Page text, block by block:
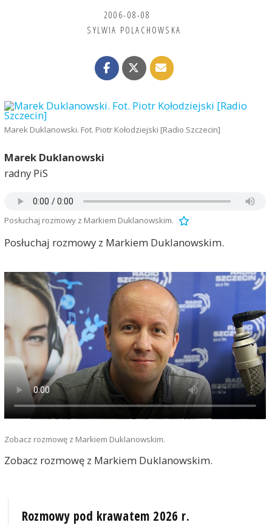
2006-08-08
SYLWIA POLACHOWSKA
Marek Duklanowski. Fot. Piotr Kołodziejski [Radio Szczecin]
Marek Duklanowski
radny PiS
Posłuchaj rozmowy z Markiem Duklanowskim.
Posłuchaj rozmowy z Markiem Duklanowskim.
Zobacz rozmowę z Markiem Duklanowskim.
Zobacz rozmowę z Markiem Duklanowskim.
Rozmowy pod krawatem 2026 r.